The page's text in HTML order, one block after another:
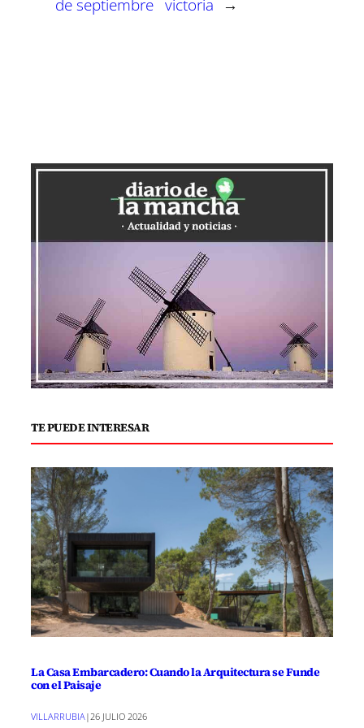
de septiembre victoria →
TE PUEDE INTERESAR
La Casa Embarcadero: Cuando la Arquitectura se Funde
con el Paisaje
VILLARRUBIA|26 JULIO 2026